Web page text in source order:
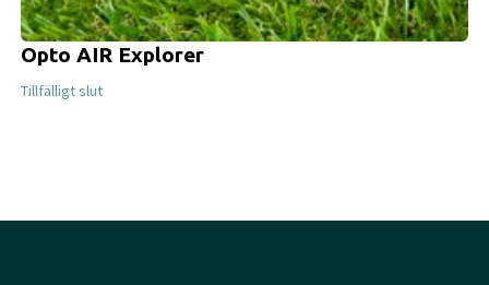
Opto AIR Explorer
Tillfälligt slut